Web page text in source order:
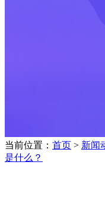
当前位置： 首页 > 新闻
是什么？